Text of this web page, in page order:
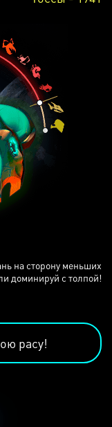
на сторону меньших
доминируй с толпой!
расу!